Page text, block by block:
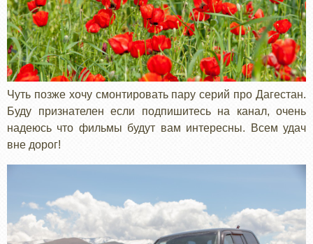
Чуть позже хочу смонтировать пару серий про Дагестан.
Буду признателен если подпишитесь на канал, очень
надеюсь что фильмы будут вам интересны. Всем удач
вне дорог!